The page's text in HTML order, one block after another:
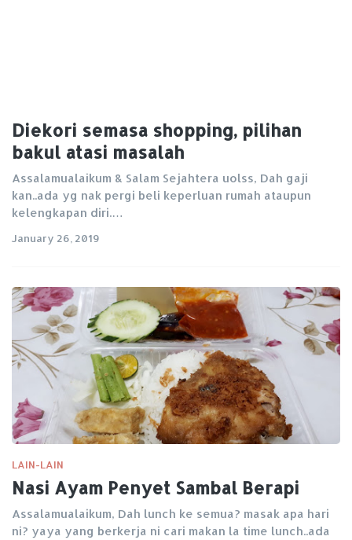
Diekori semasa shopping, pilihan
bakul atasi masalah
Assalamualaikum & Salam Sejahtera uolss, Dah gaji
kan..ada yg nak pergi beli keperluan rumah ataupun
kelengkapan diri.…
January 26, 2019
LAIN-LAIN
Nasi Ayam Penyet Sambal Berapi
Assalamualaikum, Dah lunch ke semua? masak apa hari
ni? yaya yang berkerja ni cari makan la time lunch..ada